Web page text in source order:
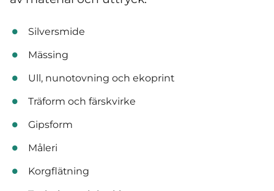
Silversmide
Mässing
Ull, nunotovning och ekoprint
Träform och färskvirke
Gipsform
Måleri
Korgflätning